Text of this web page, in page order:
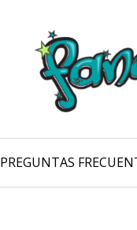
PREGUNTAS